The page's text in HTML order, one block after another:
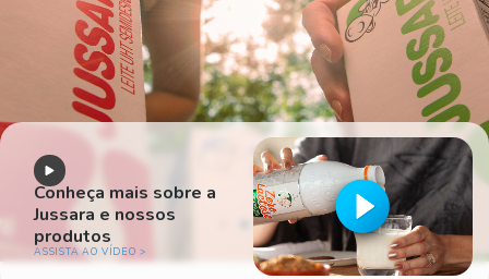
Conheça mais sobre a
Jussara e nossos
produtos
ASSISTA AO VÍDEO >